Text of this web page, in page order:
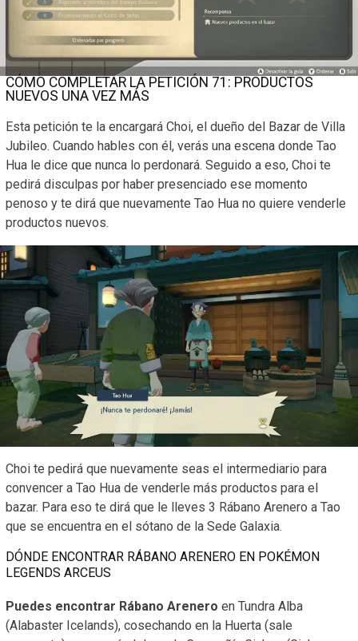
CÓMO COMPLETAR LA PETICIÓN 71: PRODUCTOS
NUEVOS UNA VEZ MÁS
Esta petición te la encargará Choi, el dueño del Bazar de Villa
Jubileo. Cuando hables con él, verás una escena donde Tao
Hua le dice que nunca lo perdonará. Seguido a eso, Choi te
pedirá disculpas por haber presenciado ese momento
penoso y te dirá que nuevamente Tao Hua no quiere venderle
productos nuevos.
Choi te pedirá que nuevamente seas el intermediario para
convencer a Tao Hua de venderle más productos para el
bazar. Para eso te dirá que le lleves 3 Rábano Arenero a Tao
que se encuentra en el sótano de la Sede Galaxia.
DÓNDE ENCONTRAR RÁBANO ARENERO EN POKÉMON
LEGENDS ARCEUS
Puedes encontrar Rábano Arenero en Tundra Alba
(Alabaster Icelands), cosechando en la Huerta (sale